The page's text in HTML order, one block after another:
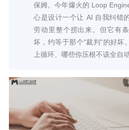
保姆。今年爆火的 Loop
心是设计一个让 AI 自我纠错
劳动里整个捞出来。但它有
坏，约等于那个"裁判"的好坏
上循环、哪些你压根不该全自